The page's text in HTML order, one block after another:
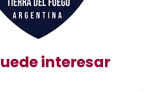
interesar